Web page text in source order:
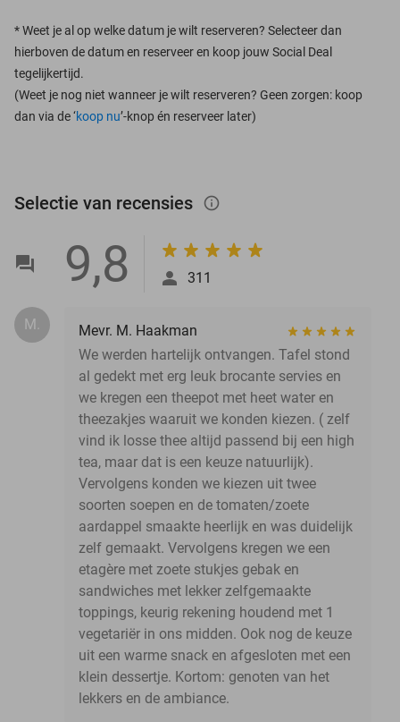
*Weet je al op welke datum je wilt reserveren? Selecteer dan
hierboven de datum en reserveer en koop jouw Social Deal
tegelijkertijd.
(Weet je nog niet wanneer je wilt reserveren? Geen zorgen: koop
dan via de ‘koop nu’-knop én reserveer later)
Selectie van recensies info_outlined
9,8 311
M.
Mevr. M. Haakman
We werden hartelijk ontvangen. Tafel stond
al gedekt met erg leuk brocante servies en
we kregen een theepot met heet water en
theezakjes waaruit we konden kiezen. ( zelf
vind ik losse thee altijd passend bij een high
tea, maar dat is een keuze natuurlijk).
Vervolgens konden we kiezen uit twee
soorten soepen en de tomaten/zoete
aardappel smaakte heerlijk en was duidelijk
zelf gemaakt. Vervolgens kregen we een
etagère met zoete stukjes gebak en
sandwiches met lekker zelfgemaakte
toppings, keurig rekening houdend met 1
vegetariër in ons midden. Ook nog de keuze
uit een warme snack en afgesloten met een
klein dessertje. Kortom: genoten van het
lekkers en de ambiance.